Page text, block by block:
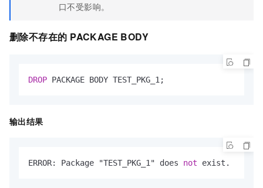
口不受影响。
删除不存在的 PACKAGE BODY
DROP PACKAGE BODY TEST_PKG_1;
输出结果
ERROR: Package "TEST_PKG_1" does not exist.